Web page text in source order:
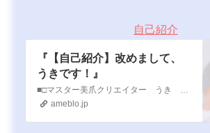
自己紹介
『【自己紹介】改めまして、
うきです！』
■□マスター美爪クリエイター うき プロフィール□■1990年生まれ三重県出身自爪育成サロン/自爪育成ネイリスト養成スクール オーナー〜生真面目すぎて生き方が…
ameblo.jp